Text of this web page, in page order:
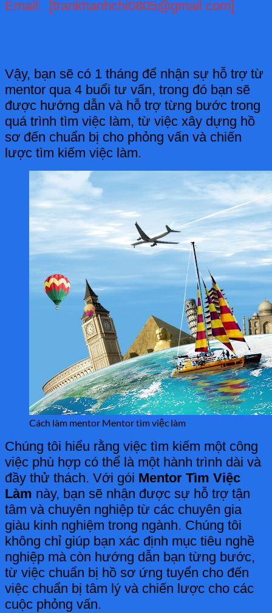
Email: [trankhanhchi0805@gmail.com]
Vậy, bạn sẽ có 1 tháng để nhận sự hỗ trợ từ
mentor qua 4 buổi tư vấn, trong đó bạn sẽ
được hướng dẫn và hỗ trợ từng bước trong
quá trình tìm việc làm, từ việc xây dựng hồ
sơ đến chuẩn bị cho phỏng vấn và chiến
lược tìm kiếm việc làm.
Cách làm mentor Mentor tìm việc làm
Chúng tôi hiểu rằng việc tìm kiếm một công
việc phù hợp có thể là một hành trình dài và
đầy thử thách. Với gói Mentor Tìm Việc
Làm này, bạn sẽ nhận được sự hỗ trợ tận
tâm và chuyên nghiệp từ các chuyên gia
giàu kinh nghiệm trong ngành. Chúng tôi
không chỉ giúp bạn xác định mục tiêu nghề
nghiệp mà còn hướng dẫn bạn từng bước,
từ việc chuẩn bị hồ sơ ứng tuyển cho đến
việc chuẩn bị tâm lý và chiến lược cho các
cuộc phỏng vấn.